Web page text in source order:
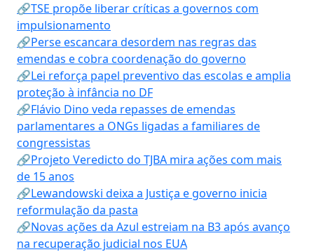
🔗TSE propõe liberar críticas a governos com
impulsionamento
🔗Perse escancara desordem nas regras das
emendas e cobra coordenação do governo
🔗Lei reforça papel preventivo das escolas e amplia
proteção à infância no DF
🔗Flávio Dino veda repasses de emendas
parlamentares a ONGs ligadas a familiares de
congressistas
🔗Projeto Veredicto do TJBA mira ações com mais
de 15 anos
🔗Lewandowski deixa a Justiça e governo inicia
reformulação da pasta
🔗Novas ações da Azul estreiam na B3 após avanço
na recuperação judicial nos EUA